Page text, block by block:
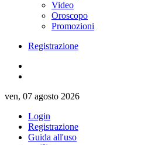
Video
Oroscopo
Promozioni
Registrazione
ven, 07 agosto 2026
Login
Registrazione
Guida all'uso